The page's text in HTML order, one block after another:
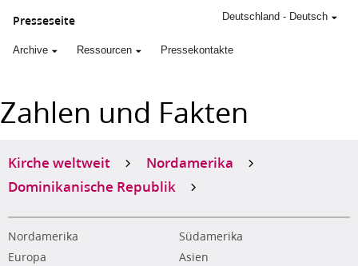
Presseseite
Archive Ressourcen Pressekontakte
Deutschland - Deutsch
Zahlen und Fakten
Kirche weltweit
Nordamerika
Dominikanische Republik
Nordamerika
Südamerika
Europa
Asien